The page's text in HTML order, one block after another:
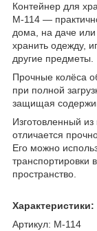
Контейнер для
М-114 —
дома, на даче
хранить одежду,
другие предметы.
Прочные колёса
при полной
защищая
Изготовленный из
отличается
Его можно
транспортировки
пространство.
Характеристики:
Артикул: M-114